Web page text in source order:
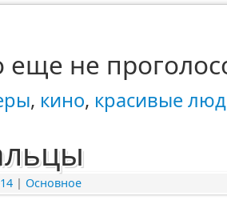
еще не
, кино, красивые
| Основное